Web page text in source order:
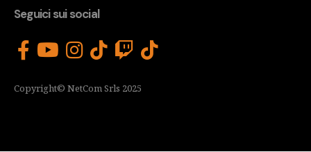
Seguici sui social
Copyright© NetCom Srls 2025